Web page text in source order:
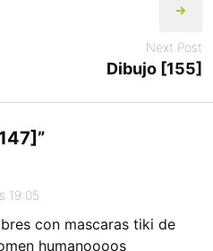
Next Post
Dibujo [155]
”
19:05
con mascaras tiki de
humanoooos